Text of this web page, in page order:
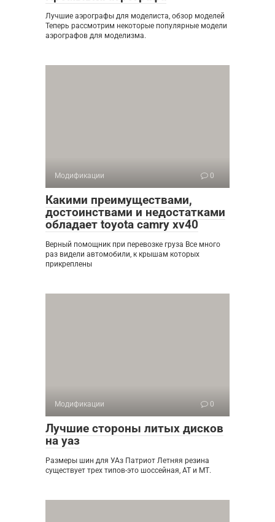
Лучшие аэрографы для моделиста, обзор моделей
Теперь рассмотрим некоторые популярные модели
аэрографов для моделизма.
Модификации 0
Какими преимуществами,
достоинствами и недостатками
обладает toyota camry xv40
Верный помощник при перевозке груза Все много
раз видели автомобили, к крышам которых
прикреплены
Модификации 0
Лучшие стороны литых дисков
на уаз
Размеры шин для УАз Патриот Летняя резина
существует трех типов-это шоссейная, АТ и МТ.